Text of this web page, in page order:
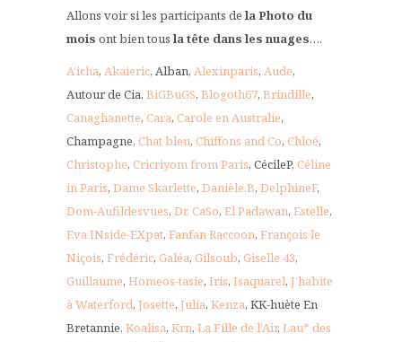
Allons voir si les participants de la Photo du
mois ont bien tous la tête dans les nuages….
A’icha, Akaieric, Alban, Alexinparis, Aude,
Autour de Cia, BiGBuGS, Blogoth67, Brindille,
Canaghanette, Cara, Carole en Australie,
Champagne, Chat bleu, Chiffons and Co, Chloé,
Christophe, Cricriyom from Paris, CécileP, Céline
in Paris, Dame Skarlette, Danièle.B, DelphineF,
Dom-Aufildesvues, Dr. CaSo, El Padawan, Estelle,
Eva INside-EXpat, Fanfan Raccoon, François le
Niçois, Frédéric, Galéa, Gilsoub, Giselle 43,
Guillaume, Homeos-tasie, Iris, Isaquarel, J’habite
à Waterford, Josette, Julia, Kenza, KK-huète En
Bretannie, Koalisa, Krn, La Fille de l’Air, Lau* des